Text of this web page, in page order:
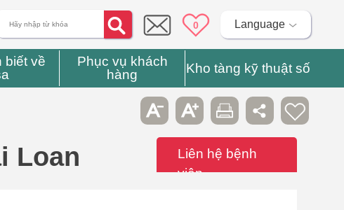
0 Language
biết về
Phục vụ khách
hàng
Kho tàng kỹ thuật số
Loan
Liên hệ bệnh
viện